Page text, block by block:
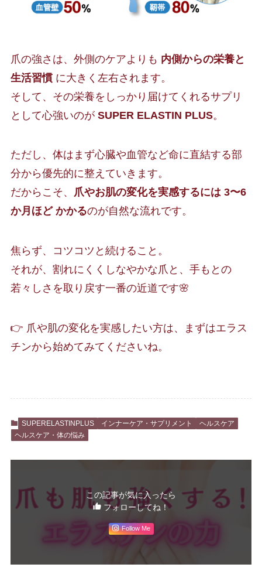
爪の強さは、外側のケアよりも 内側からの栄養と
生活習慣に大きく左右されます。
そして、その栄養をしっかり届けてくれるサプリ
として心強いのが SUPER ELASTIN PLUS。
ただし、体はまず心臓や血管など命に直結する部
分から優先的に整えていきます。
だからこそ、 爪やお肌の変化を実感するには 3〜6
か月ほど かかるのが自然な流れです。
焦らず、コツコツと続けること。
それが、割れにくくしなやかな爪と、手もとの
若々しさを取り戻す一番の近道です🌸
👉 爪や肌の変化を実感したい方は、まずはエラス
チンから始めてみてくださいね。
SUPERELASTINPLUS インナーケア・サプリメント
ヘルスケア
ヘルスケア・体の悩み
この記事が気に入ったら
フォローしてね！
Follow Me